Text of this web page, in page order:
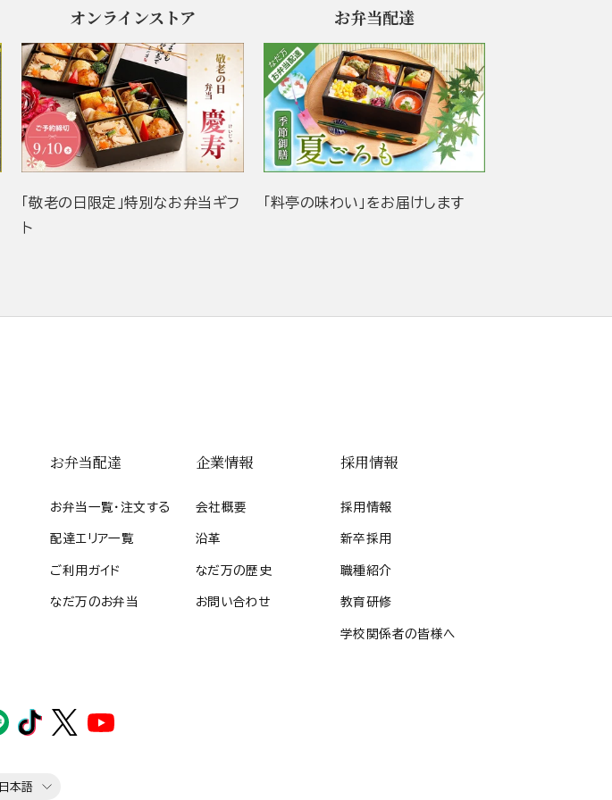
オンラインストア
「敬老の日限定」特別なお弁当ギフ
ト
お弁当配達
「料亭の味わい」をお届けします
お弁当配達
お弁当一覧・注文する
配達エリア一覧
ご利用ガイド
なだ万のお弁当
企業情報
会社概要
沿革
なだ万の歴史
お問い合わせ
採用情報
採用情報
新卒採用
職種紹介
教育研修
学校関係者の皆様へ
日本語